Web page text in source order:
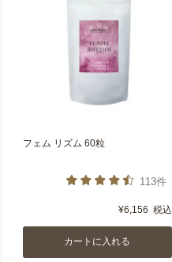
フェム リズム 60粒
113件
¥6,156 税込
カートに入れる